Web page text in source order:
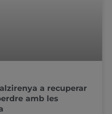
a recuperar
amb les